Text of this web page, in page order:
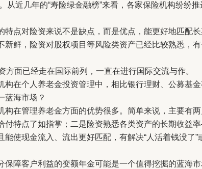
从近几年的“寿险绿金融榜”来看，各家保险机构纷纷推
点对险资来说不是缺点，而是优点，能更好地匹配长
新鲜，险资对股权项目等风险类资产已经比较熟悉，
面已经走在国际前列，一直在进行国际交流与作。
在个人养老金投资管理中，相比银行理财、公募基金
蓝海市场？
在管理养老金方面的优势很多。简单来说，主要有两
付特点了如指掌；二是险资熟悉各类资产的长期收益
能使现金流入、流出更好匹配，有解决“人活着钱没了”
障客户利益的变额年金可能是一个值得挖掘的蓝海市